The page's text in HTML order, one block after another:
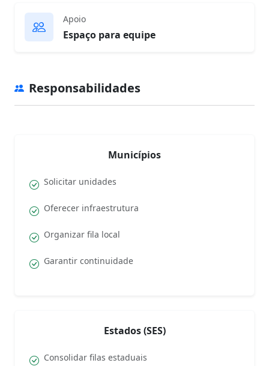
Apoio
Espaço para equipe
Responsabilidades
Municípios
Solicitar unidades
Oferecer infraestrutura
Organizar fila local
Garantir continuidade
Estados (SES)
Consolidar filas estaduais